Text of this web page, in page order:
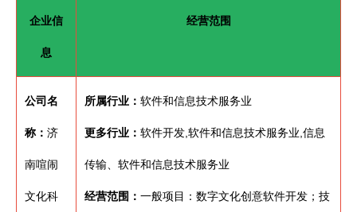
企业信
息
经营范围
公司名
称： 济
南喧闹
文化科
所属行业： 软件和信息技术服务业
更多行业： 软件开发,软件和信息技术服务业,信息
传输、软件和信息技术服务业
经营范围： 一般项目：数字文化创意软件开发；技